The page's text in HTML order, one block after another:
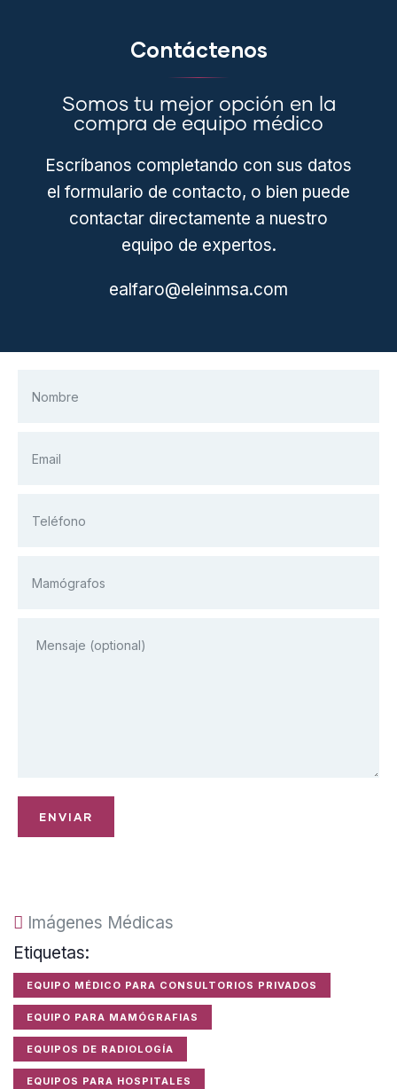
Contáctenos
Somos tu mejor opción en la
compra de equipo médico
Escríbanos completando con sus datos
el formulario de contacto, o bien puede
contactar directamente a nuestro
equipo de expertos.
ealfaro@eleinmsa.com
Imágenes Médicas
Etiquetas:
EQUIPO MÉDICO PARA CONSULTORIOS PRIVADOS
EQUIPO PARA MAMÓGRAFIAS
EQUIPOS DE RADIOLOGÍA
EQUIPOS PARA HOSPITALES